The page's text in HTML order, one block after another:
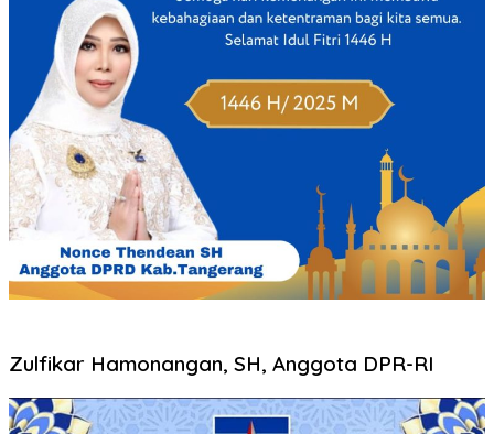
Zulfikar Hamonangan, SH, Anggota DPR-RI